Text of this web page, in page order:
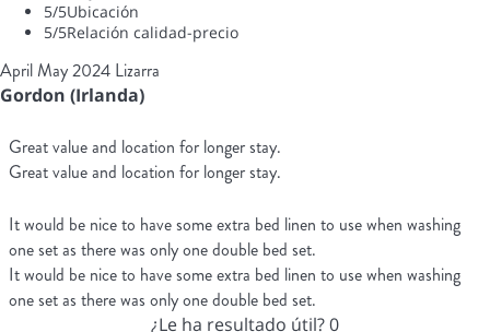
5/5Ubicación
5/5Relación calidad-precio
April May 2024 Lizarra
Gordon (Irlanda)
Great value and location for longer stay.
Great value and location for longer stay.
It would be nice to have some extra bed linen to use when washing
one set as there was only one double bed set.
It would be nice to have some extra bed linen to use when washing
one set as there was only one double bed set.
¿Le ha resultado útil?0